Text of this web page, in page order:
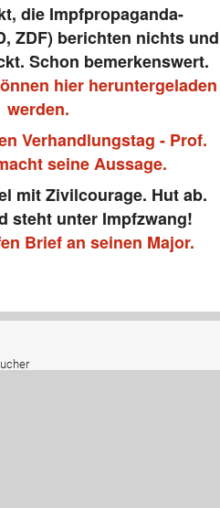
die Impfpropaganda-
ZDF) berichten nichts und
Schon bemerkenswert.
hier heruntergeladen
werden.
Verhandlungstag - Prof.
seine Aussage.
mit Zivilcourage. Hut ab.
steht unter Impfzwang!
Brief an seinen Major.